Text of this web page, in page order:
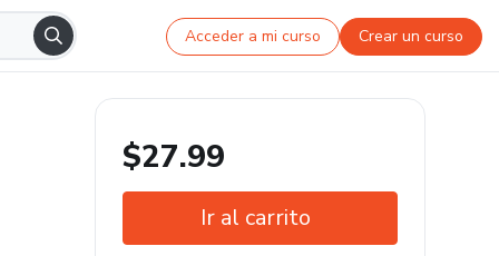
Acceder a mi curso Crear un curso
$27.99
Ir al carrito